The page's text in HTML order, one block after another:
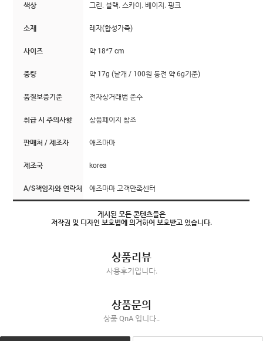
색상 그린. 블랙. 스카이. 베이지. 핑크
소재 레자(합성가죽)
사이즈 약 18*7 cm
중량 약 17g (낱개 / 100원 동전 약 6g기준)
품질보증기준 전자상거래법 준수
취급 시 주의사항 상품페이지 참조
판매처 / 제조자 애즈마마
제조국 korea
A/S책임자와 연락처 애즈마마 고객만족센터
게시된 모든 콘텐츠들은
저작권 및 디자인 보호법에 의거하여 보호받고 있습니다.
상품리뷰
사용후기입니다.
상품문의
상품 QnA 입니다..